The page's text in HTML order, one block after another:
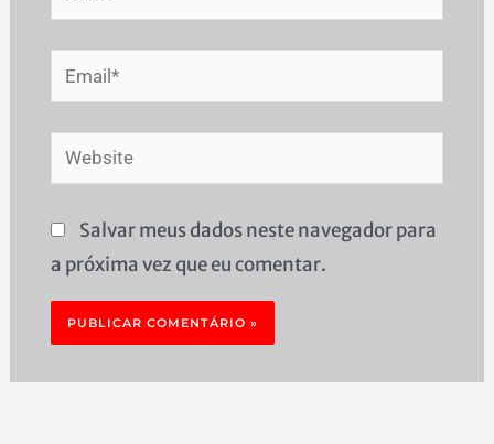
Email*
Website
Salvar meus dados neste navegador para
a próxima vez que eu comentar.